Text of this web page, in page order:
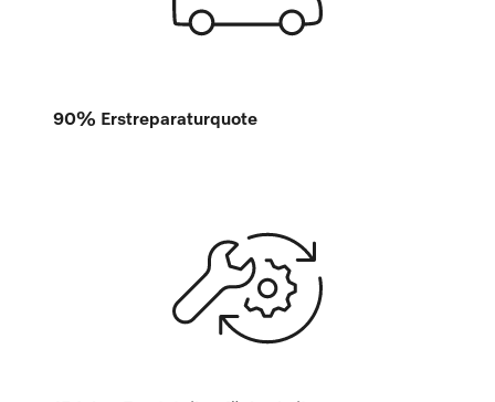
90% Erstreparaturquote